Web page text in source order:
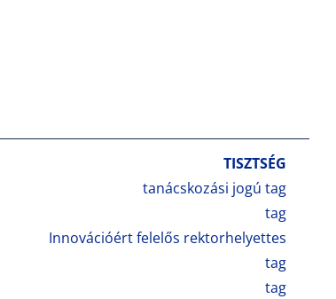
TISZTSÉG
tanácskozási jogú tag
tag
Innovációért felelős rektorhelyettes
tag
tag